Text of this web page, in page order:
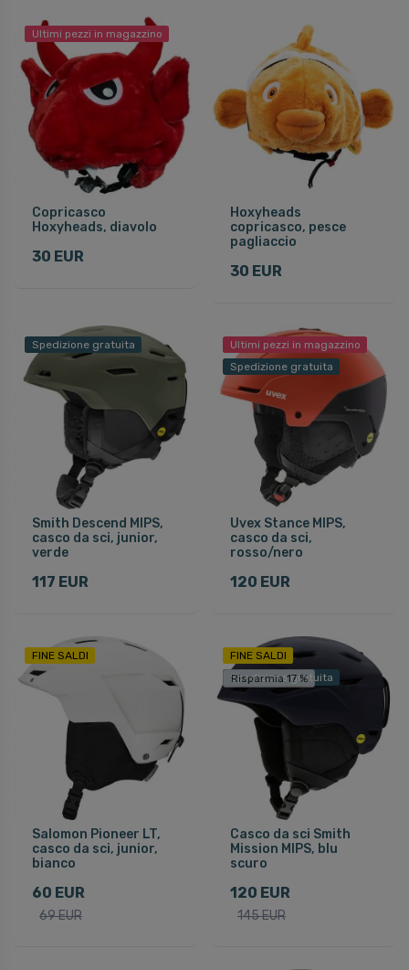
Ultimi pezzi in magazzino
Copricasco
Hoxyheads, diavolo
30 EUR
Hoxyheads
copricasco, pesce
pagliaccio
30 EUR
Spedizione gratuita
Smith Descend MIPS,
casco da sci, junior,
verde
117 EUR
Ultimi pezzi in magazzino
Spedizione gratuita
Uvex Stance MIPS,
casco da sci,
rosso/nero
120 EUR
FINE SALDI
Salomon Pioneer LT,
casco da sci, junior,
bianco
60 EUR
69 EUR
FINE SALDI
Spedizione gratuita
Risparmia 17 %
Casco da sci Smith
Mission MIPS, blu
scuro
120 EUR
145 EUR